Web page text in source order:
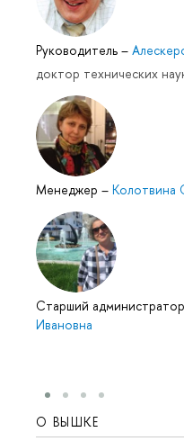
Руководитель –
доктор технических
Менеджер – Колотвина
Cтарший администратор
Ивановна
О ВЫШКЕ